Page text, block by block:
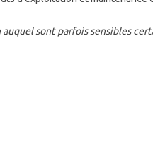
sont parfois sensibles